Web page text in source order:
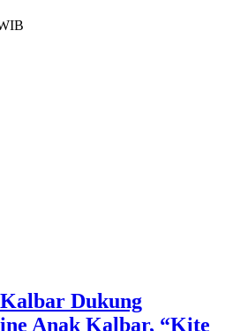
Dukung
Anak Kalbar, “Kite